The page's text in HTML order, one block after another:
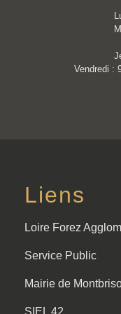
Vendredi :
Liens
Loire Forez
Service Public
Mairie de
SIEL 42